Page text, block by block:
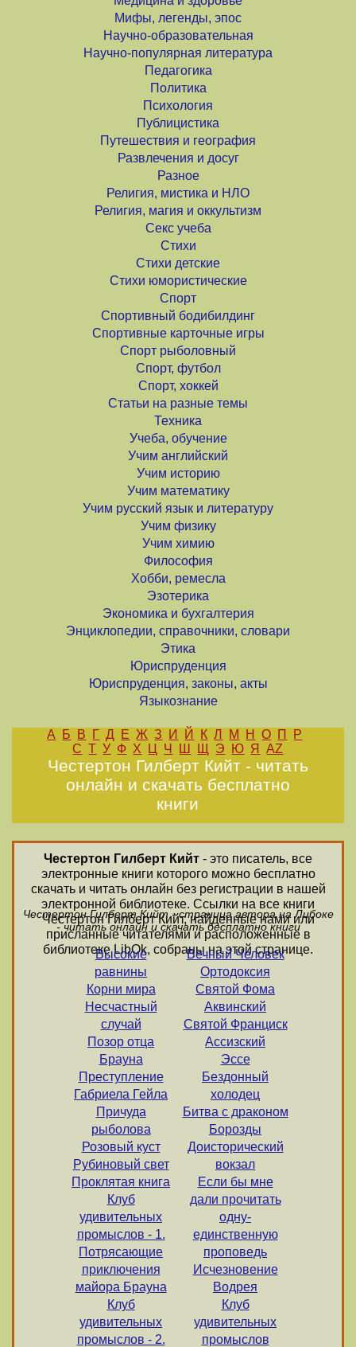
Мифы, легенды, эпос
Научно-образовательная
Научно-популярная литература
Педагогика
Политика
Психология
Публицистика
Путешествия и география
Развлечения и досуг
Разное
Религия, мистика и НЛО
Религия, магия и оккультизм
Секс учеба
Стихи
Стихи детские
Стихи юмористические
Спорт
Спортивный бодибилдинг
Спортивные карточные игры
Спорт рыболовный
Спорт, футбол
Спорт, хоккей
Статьи на разные темы
Техника
Учеба, обучение
Учим английский
Учим историю
Учим математику
Учим русский язык и литературу
Учим физику
Учим химию
Философия
Хобби, ремесла
Эзотерика
Экономика и бухгалтерия
Энциклопедии, справочники, словари
Этика
Юриспруденция
Юриспруденция, законы, акты
Языкознание
А Б В Г Д Е Ж З И Й К Л М Н О П
Р
С Т У Ф Х Ц Ч Ш Щ Э Ю Я AZ
Честертон Гилберт Кийт - читать
онлайн и скачать бесплатно
книги
Честертон Гилберт Кийт - это писатель, все
электронные книги которого можно бесплатно
скачать и читать онлайн без регистрации в нашей
электронной библиотеке. Ссылки на все книги
Честертон Гилберт Кийт, найденные нами или
присланные читателями и расположенные в
библиотеке LibOk, собраны на этой странице.
Честертон Гилберт Кийт - страница автора на Либоке
- читать онлайн и скачать бесплатно книги
Высокие
равнины
Корни мира
Несчастный
случай
Позор отца
Брауна
Преступление
Габриела Гейла
Причуда
рыболова
Розовый куст
Рубиновый свет
Проклятая книга
Клуб
удивительных
промыслов - 1.
Потрясающие
приключения
майора Брауна
Клуб
удивительных
промыслов - 2.
Вечный Человек
Ортодоксия
Святой Фома
Аквинский
Святой Франциск
Ассизский
Эссе
Бездонный
холодец
Битва с драконом
Борозды
Доисторический
вокзал
Если бы мне
дали прочитать
одну-
единственную
проповедь
Исчезновение
Водрея
Клуб
удивительных
промыслов